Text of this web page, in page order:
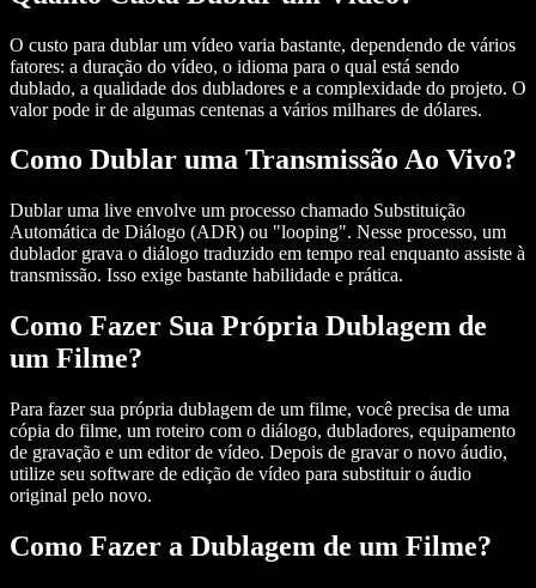
O custo para dublar um vídeo varia bastante, dependendo de vários
fatores: a duração do vídeo, o idioma para o qual está sendo
dublado, a qualidade dos dubladores e a complexidade do projeto. O
valor pode ir de algumas centenas a vários milhares de dólares.
Como Dublar uma Transmissão Ao Vivo?
Dublar uma live envolve um processo chamado Substituição
Automática de Diálogo (ADR) ou "looping". Nesse processo, um
dublador grava o diálogo traduzido em tempo real enquanto assiste à
transmissão. Isso exige bastante habilidade e prática.
Como Fazer Sua Própria Dublagem de
um Filme?
Para fazer sua própria dublagem de um filme, você precisa de uma
cópia do filme, um roteiro com o diálogo, dubladores, equipamento
de gravação e um editor de vídeo. Depois de gravar o novo áudio,
utilize seu software de edição de vídeo para substituir o áudio
original pelo novo.
Como Fazer a Dublagem de um Filme?